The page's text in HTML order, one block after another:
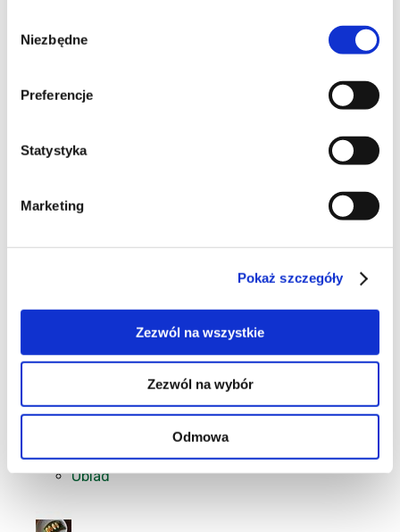
zgody
Niezbędne
Preferencje
Statystyka
Marketing
Pokaż szczegóły
Zezwól na wszystkie
Zezwól na wybór
Odmowa
Spaghetti bolgonese
Spaghetti często gości na naszym stole bo bardzo je
lubimy ,takie tradycyjne ... przyrządza się różne sosy
ale, najczęściej bolognese z dodatkami a makaron do
niego powinien być al dente lekko twardawy ale nie
surowy i gorący nie przelewamy go zimną wodą -
tylko ląduje prosto na talerzach... polany sosem. Taki
Kuchnia włoska|
Makaron|
Obiad